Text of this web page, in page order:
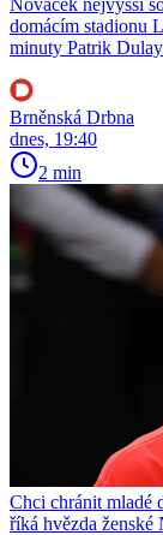
domácím stadionu
minuty Patrik
Brněnská Drbna
dnes, 19:40
2 min
Chci chránit mladé
říká hvězda